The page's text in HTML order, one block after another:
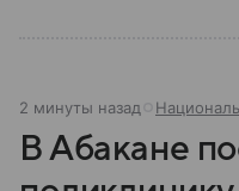
2 минуты назад
В Абакане